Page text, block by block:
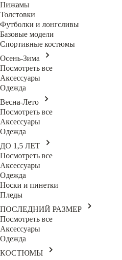
Пижамы
Толстовки
Футболки и лонгсливы
Базовые модели
Спортивные костюмы
Осень-Зима
Посмотреть все
Аксессуары
Одежда
Весна-Лето
Посмотреть все
Аксессуары
Одежда
ДО 1,5 ЛЕТ
Посмотреть все
Аксессуары
Одежда
Носки и пинетки
Пледы
ПОСЛЕДНИЙ РАЗМЕР
Посмотреть все
Аксессуары
Одежда
КОСТЮМЫ